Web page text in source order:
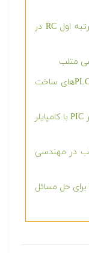
فیلم آموزشی شبیه سازی یک مدار مرتبه اول RC در
متلب
مجموعه فیلم های آموزشی آشنایی با PLCهای ساخت
مجموعه فیلم های آموزشی میکروکنترلر PIC با کامپایلر
در مهندسی
فیلم آموزشی مقدماتی نرم افزار GAMS برای حل مسائل